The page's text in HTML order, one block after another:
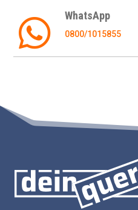
 WhatsApp
0800/1015855